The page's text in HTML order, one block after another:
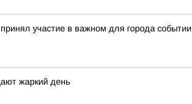
участие в важном для города событии
жаркий день